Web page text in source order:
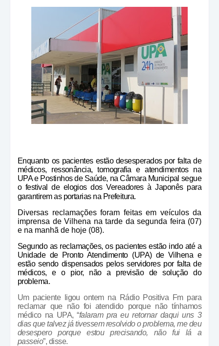
Enquanto os pacientes estão desesperados por falta de
médicos, ressonância, tomografia e atendimentos na
UPA e Postinhos de Saúde, na Câmara Municipal segue
o festival de elogios dos Vereadores à Japonês para
garantirem as portarias na Prefeitura.
Diversas reclamações foram feitas em veículos da
imprensa de Vilhena na tarde da segunda feira (07)
e na manhã de hoje (08).
Segundo as reclamações, os pacientes estão indo até a
Unidade de Pronto Atendimento (UPA) de Vilhena e
estão sendo dispensados pelos servidores por falta de
médicos, e o pior, não a previsão de solução do
problema.
Um paciente ligou ontem na Rádio Positiva Fm para
reclamar que não foi atendido porque não tínhamos
médico na UPA, “falaram pra eu retornar daqui uns 3
dias que talvez já tivessem resolvido o problema, me deu
desespero porque estou precisando, não fui lá a
passeio”, disse.